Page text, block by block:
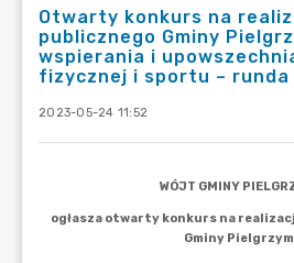
Otwarty konkurs na
publicznego Gminy
wspierania i
fizycznej i sportu – runda
2023-05-24 11:52